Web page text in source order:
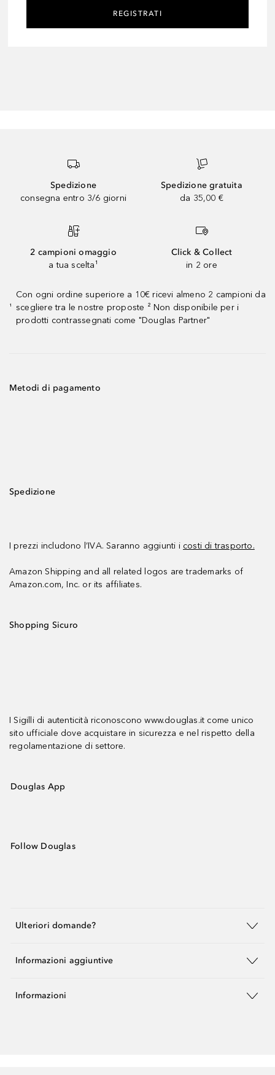
REGISTRATI
Spedizione
consegna entro 3/6 giorni
Spedizione gratuita
da 35,00 €
2 campioni omaggio
a tua scelta¹
Click & Collect
in 2 ore
¹
Con ogni ordine superiore a 10€ ricevi almeno 2 campioni da
scegliere tra le nostre proposte ² Non disponibile per i
prodotti contrassegnati come "Douglas Partner"
Metodi di pagamento
Spedizione
I prezzi includono l’IVA. Saranno aggiunti i costi di trasporto.
Amazon Shipping and all related logos are trademarks of
Amazon.com, Inc. or its affiliates.
Shopping Sicuro
I Sigilli di autenticità riconoscono www.douglas.it come unico
sito ufficiale dove acquistare in sicurezza e nel rispetto della
regolamentazione di settore.
Douglas App
Follow Douglas
Ulteriori domande?
Informazioni aggiuntive
Informazioni